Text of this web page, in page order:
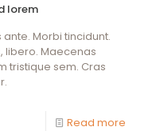
lorem
Morbi tincidunt.
libero. Maecenas
tristique sem. Cras
Read more